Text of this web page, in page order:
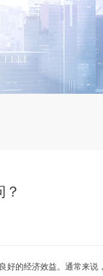
的经济效益。通常来说